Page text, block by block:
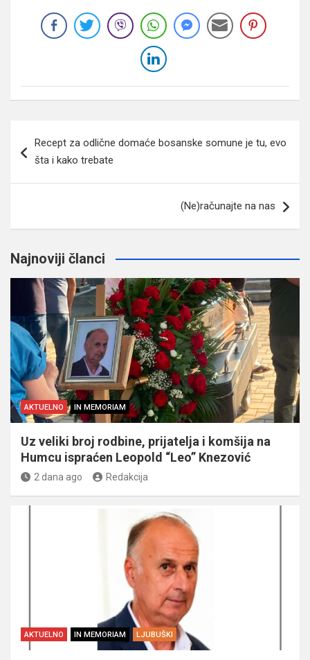
članaka
Recept za odlične domaće bosanske somune je tu, evo
šta i kako trebate
(Ne)računajte na nas
Najnoviji članci
AKTUELNO IN MEMORIAM
Uz veliki broj rodbine, prijatelja i komšija na
Humcu ispraćen Leopold “Leo” Knezović
2 dana ago Redakcija
AKTUELNO IN MEMORIAM LJUBUŠKI